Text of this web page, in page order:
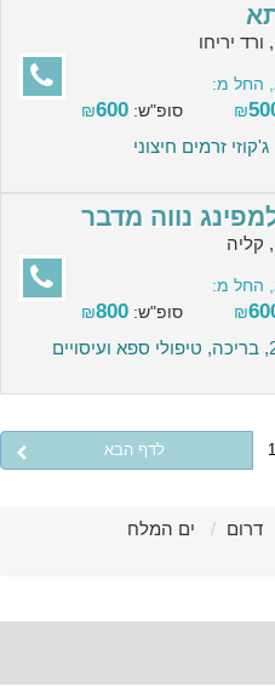
יריחו
החל מ:
₪ סופ"ש: ₪600
נווה מדבר
קליה
החל מ:
₪ סופ"ש: ₪800
1 לדף הבא
דרום
ים המלח